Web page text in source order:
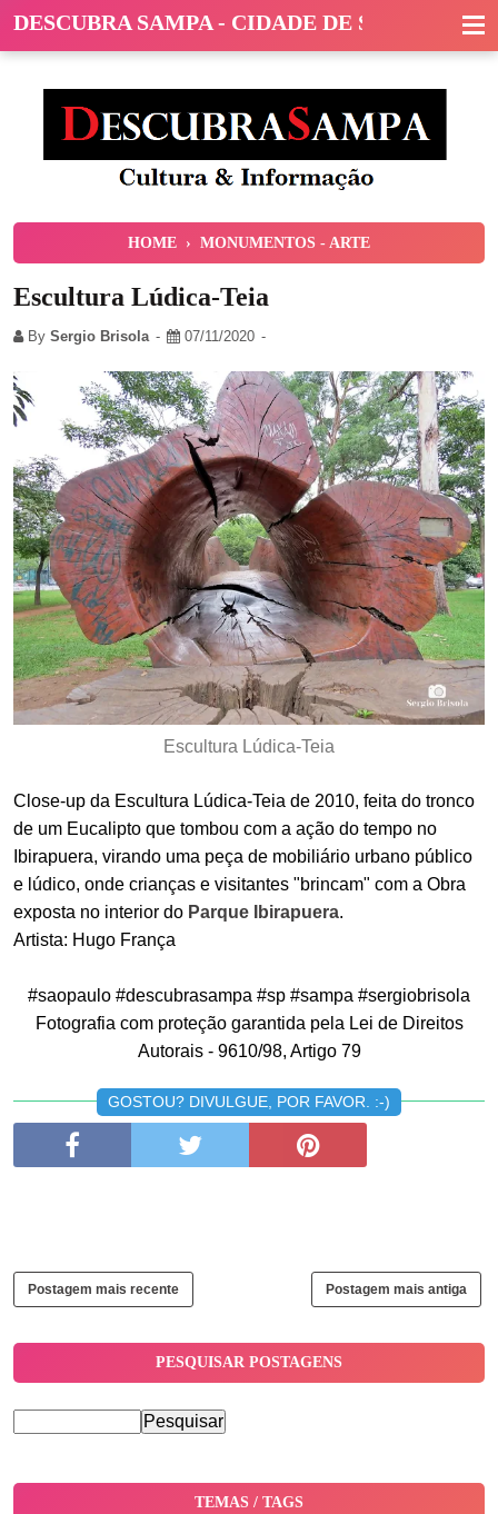
DESCUBRA SAMPA - CIDADE DE SÃO PAULO
HOME › MONUMENTOS - ARTE
Escultura Lúdica-Teia
By Sergio Brisola 07/11/2020
Escultura Lúdica-Teia
Close-up da Escultura Lúdica-Teia de 2010, feita do tronco
de um Eucalipto que tombou com a ação do tempo no
Ibirapuera, virando uma peça de mobiliário urbano público
e lúdico, onde crianças e visitantes "brincam" com a Obra
exposta no interior do Parque Ibirapuera.
Artista: Hugo França
#saopaulo #descubrasampa #sp #sampa #sergiobrisola
Fotografia com proteção garantida pela Lei de Direitos
Autorais - 9610/98, Artigo 79
GOSTOU? DIVULGUE, POR FAVOR. :-)
Postagem mais recente Postagem mais antiga
PESQUISAR POSTAGENS
TEMAS / TAGS